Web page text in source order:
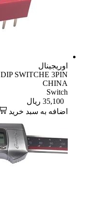
اوریجینال
DIP SWITCHE 3PIN
CHINA
Switch
35,100 ریال
اضافه به سبد خرید